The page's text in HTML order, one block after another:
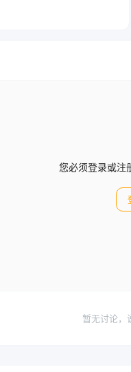
您必须登录或注
暂无讨论，